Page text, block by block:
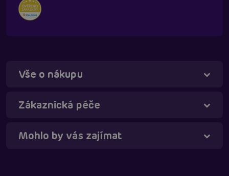
Vše o nákupu
Zákaznická péče
Mohlo by vás zajímat
Táňa - virtuální asistentka